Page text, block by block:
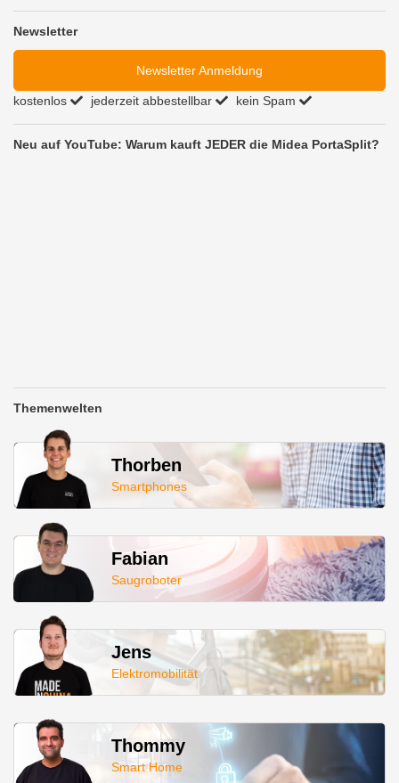
Newsletter
Newsletter Anmeldung
kostenlos jederzeit abbestellbar kein Spam
Neu auf YouTube: Warum kauft JEDER die Midea PortaSplit?
Themenwelten
Thorben
Smartphones
Fabian
Saugroboter
Jens
Elektromobilität
Thommy
Smart Home